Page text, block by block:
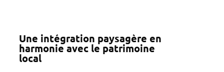
Une intégration paysagère en
harmonie avec le patrimoine
local